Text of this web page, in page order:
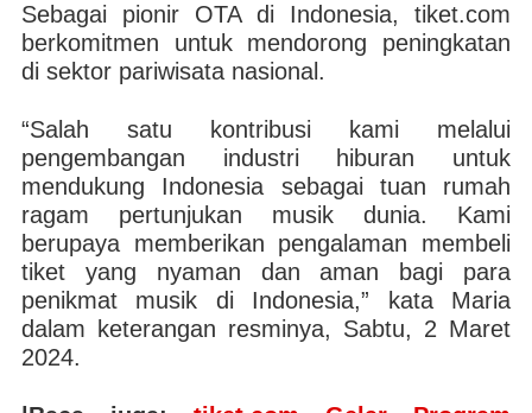
Sebagai pionir OTA di Indonesia, tiket.com
berkomitmen untuk mendorong peningkatan
di sektor pariwisata nasional.
“Salah satu kontribusi kami melalui
pengembangan industri hiburan untuk
mendukung Indonesia sebagai tuan rumah
ragam pertunjukan musik dunia. Kami
berupaya memberikan pengalaman membeli
tiket yang nyaman dan aman bagi para
penikmat musik di Indonesia,” kata Maria
dalam keterangan resminya, Sabtu, 2 Maret
2024.